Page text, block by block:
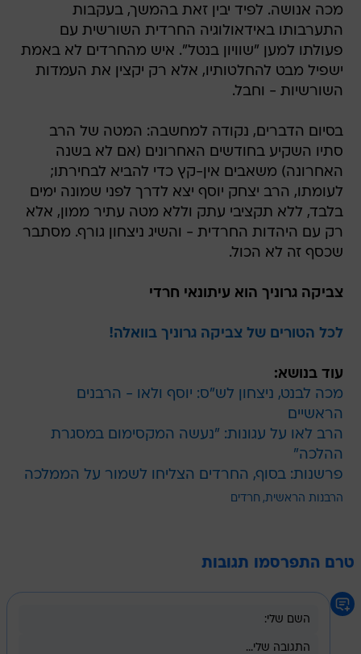
מכה אנושה. לפיד יבין זאת בהמשך, בעקבות
התערבותו באידאולוגיה החרדית השורשית עם
פעולתו למען "שוויון בנטל". איש מהחרדים לא באמת
ישפיל מבט להחלטותיו, אלא רק יקצין את העמדות
השורשיות - וחבל.
בסיום הדברים, נקודה למחשבה: המטה של הרב
סתיו השקיע בחודשים האחרונים (אם לא בשנה
האחרונה) משאבים אין-קץ כדי להביא לבחירתו;
לעומתו, הרב יצחק יוסף יצא לדרך לפני שמונה ימים
בלבד, ללא תקציבי עתק וללא מטה עתיר ממון, אלא
רק עם היהדות החרדית - והשיג ניצחון גורף. מסתבר
שכסף זה לא הכול.
צביקה גרוניך הוא עיתונאי חרדי
לכל הטורים של צביקה גרוניך בוואלה!
עוד בנושא:
מכה לבנט, ניצחון לש"ס: יוסף ולאו - הרבנים
הראשיים
הרב לאו על עגונות: "נעשה המקסימום במסגרת
ההלכה"
פרשנות: בסוף, החרדים הצליחו לשמור על הממלכה
הרבנות הראשית חרדים
טרם התפרסמו תגובות